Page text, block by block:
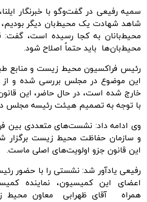
سمیه رفیعی در گفت‌‌وگو با خبرنگار
شاهد شهادت یک محیط‌بان دیگر بودیم،
محیط‌بانان به کجا رسیده است، گفت:
محیط‌بان‌ها باید حتماً اصلاح شود.
رئیس فراکسیون محیط زیست و منابع
این موضوع در مجلس بررسی شده و
خارج شده است، در حال حاضر، این
با توجه به تصمیم هیئت رئیسه مجلس
وی ادامه داد: نشست‌های متعددی بین
و سازمان حفاظت محیط زیست برگزار
این قانون جزو اولویت‌های اصلی ماست.
رفیعی یادآور شد: نشستی را با حضور
اعضای این کمیسیون، نماینده
همراه آقای ظهرابی معاون محیط